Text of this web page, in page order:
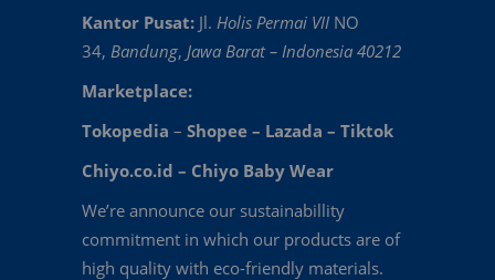
Kantor Pusat: Jl. Holis Permai VII NO
34, Bandung, Jawa Barat – Indonesia 40212
Marketplace:
Tokopedia – Shopee – Lazada – Tiktok
Chiyo.co.id – Chiyo Baby Wear
We’re announce our sustainabillity
commitment in which our products are of
high quality with eco-friendly materials.